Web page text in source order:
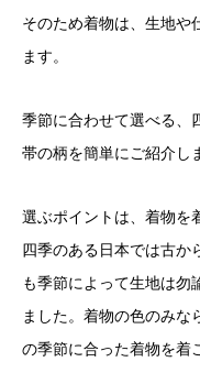
そのため着物は、生地や
ます。
季節に合わせて選べる、
帯の柄を簡単にご紹介し
選ぶポイントは、着物を
四季のある日本では古か
も季節によって生地は勿
ました。着物の色のみな
の季節に合った着物を着